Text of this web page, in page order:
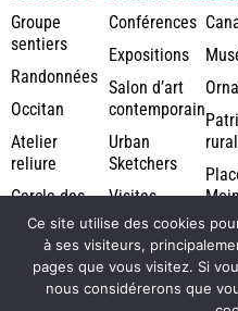
Groupe
sentiers
Randonnées
Occitan
Atelier
reliure
Cercle des
Jardiniers
Conférences
Expositions
Salon d’art
contemporain
Urban
Sketchers
Visites
rural
Ce site utilise des cookies
à ses visiteurs,
pages que vous visitez. Si
nous considérerons que